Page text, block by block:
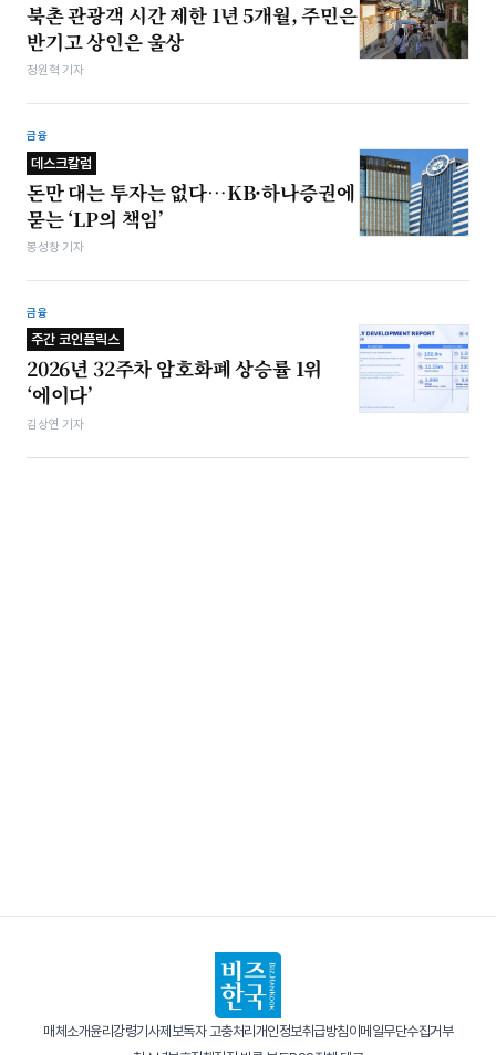
북촌 관광객 시간 제한 1년 5개월, 주민은
반기고 상인은 울상
정원혁 기자
금융
데스크칼럼
돈만 대는 투자는 없다…KB·하나증권에
묻는 ‘LP의 책임’
봉성창 기자
금융
주간 코인플릭스
2026년 32주차 암호화폐 상승률 1위
‘에이다’
김상연 기자
매체소개윤리강령기사제보독자 고충처리개인정보취급방침이메일무단수집거부